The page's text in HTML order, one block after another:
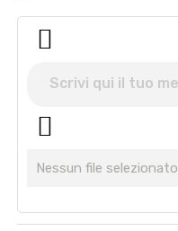
Nessun file selezionato